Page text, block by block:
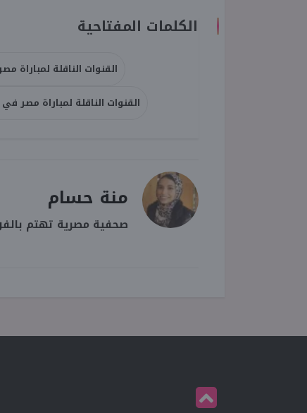
الكلمات المفتاحية
القنوات الناقلة لمباراة
القنوات الناقلة لمباراة مصر في
منة حسام
صحفية مصرية تهتم